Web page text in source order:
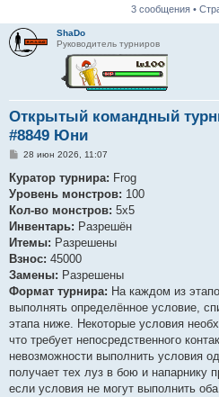
3 сообщения •
ShaDo
Руководитель турниров
Открытый командный
#8849 Юни
С
о
б
щ
е
и
е
28 июн 2026, 11:07
Куратор турнира: Frog
Уровень монстров: 100
Кол-во монстров: 5х5
Инвентарь: Разрешён
Итемы: Разрешены
Взнос: 45000
Замены: Разрешены
Формат турнира: На каждом из
выполнять определённое условие,
этапа ниже. Некоторые условия
что требует непосредственного
невозможности выполнить условия
получает тех луз в бою и напарнику
если условия не могут выполнить